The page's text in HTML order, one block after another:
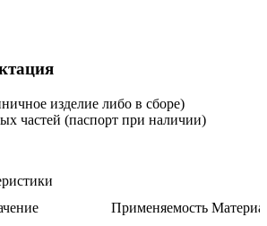
изделие либо в сборе)
частей (паспорт при наличии)
Применяемость